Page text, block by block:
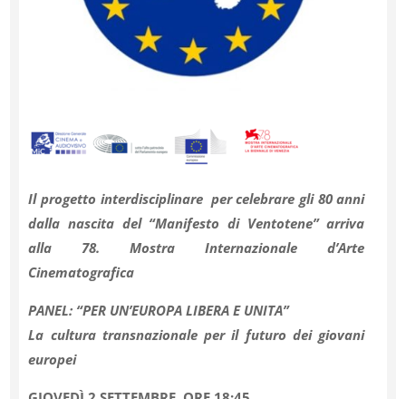
Il progetto interdisciplinare per celebrare gli 80 anni
dalla nascita del “Manifesto di Ventotene” arriva
alla 78. Mostra Internazionale d’Arte
Cinematografica
PANEL: “PER UN’EUROPA LIBERA E UNITA”
La cultura transnazionale per il futuro dei giovani
europei